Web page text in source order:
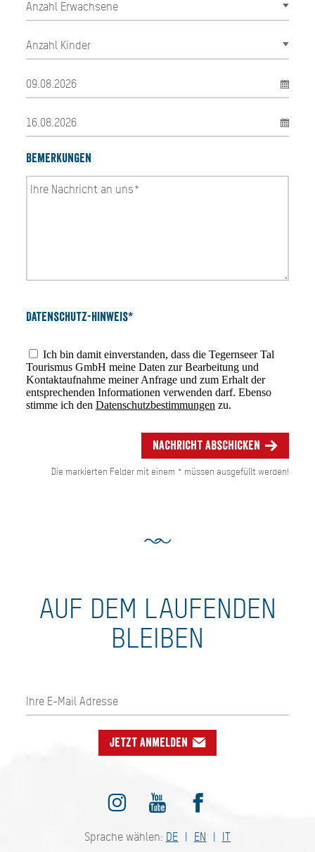
Bemerkungen
Datenschutz-Hinweis*
Ich bin damit einverstanden, dass die Tegernseer Tal
Tourismus GmbH meine Daten zur Bearbeitung und
Kontaktaufnahme meiner Anfrage und zum Erhalt der
entsprechenden Informationen verwenden darf. Ebenso
stimme ich den Datenschutzbestimmungen zu.
Nachricht abschicken
Die markierten Felder mit einem * müssen ausgefüllt werden!
AUF DEM LAUFENDEN
BLEIBEN
Jetzt anmelden
Sprache wählen: DE EN IT